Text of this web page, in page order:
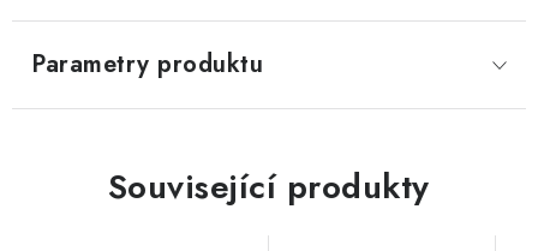
Parametry produktu
Související produkty